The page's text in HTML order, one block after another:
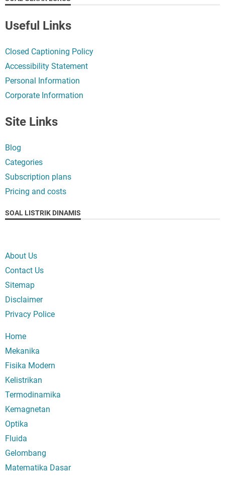
Useful Links
Closed Captioning Policy
Accessibility Statement
Personal Information
Corporate Information
Site Links
Blog
Categories
Subscription plans
Pricing and costs
SOAL LISTRIK DINAMIS
About Us
Contact Us
Sitemap
Disclaimer
Privacy Police
Home
Mekanika
Fisika Modern
Kelistrikan
Termodinamika
Kemagnetan
Optika
Fluida
Gelombang
Matematika Dasar